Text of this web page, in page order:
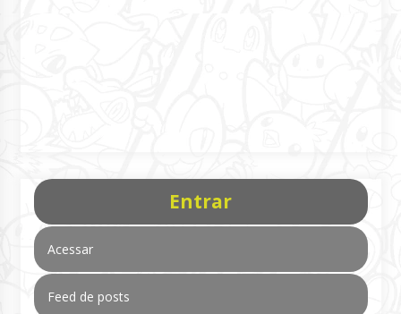
Entrar
Acessar
Feed de posts